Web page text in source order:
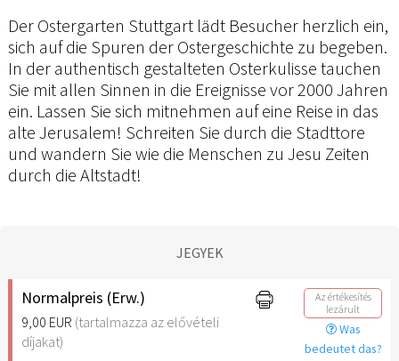
Der Ostergarten Stuttgart lädt Besucher herzlich ein,
sich auf die Spuren der Ostergeschichte zu begeben.
In der authentisch gestalteten Osterkulisse tauchen
Sie mit allen Sinnen in die Ereignisse vor 2000 Jahren
ein. Lassen Sie sich mitnehmen auf eine Reise in das
alte Jerusalem! Schreiten Sie durch die Stadttore
und wandern Sie wie die Menschen zu Jesu Zeiten
durch die Altstadt!
JEGYEK
Normalpreis (Erw.)
9,00 EUR (tartalmazza az elővételi
díjakat)
Az értékesítés
lezárult
Was
bedeutet das?